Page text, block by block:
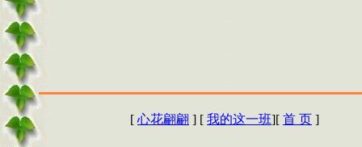
[ 心花翩翩 ] [ 我的这一班][ 首 页 ]